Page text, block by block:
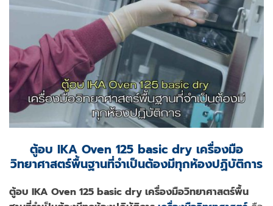
ตู้อบ IKA Oven 125 basic dry เครื่องมือ
วิทยาศาสตร์พื้นฐานที่จำเป็นต้องมีทุกห้องปฏิบัติการ
ตู้อบ IKA Oven 125 basic dry เครื่องมือวิทยาศาสตร์พื้น